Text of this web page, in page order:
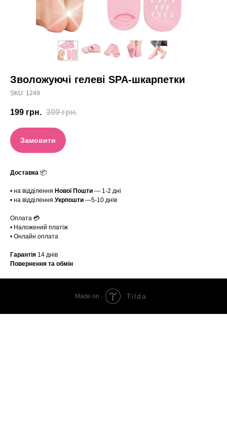
Зволожуючі гелеві SPA-шкарпетки
SKU: 1249
199 грн. 399 грн.
Замовити
Доставка 📦
• на відділення Нової Пошти — 1-2 дні
• на відділення Укрпошти —5-10 днів
Оплата 💳
• Наложений платіж
• Онлайн оплата
Гарантія 14 днів
Повернення та обмін
Made on Tilda